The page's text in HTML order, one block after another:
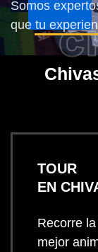
Somos
que tu
TOUR
EN
Recorre
mejor